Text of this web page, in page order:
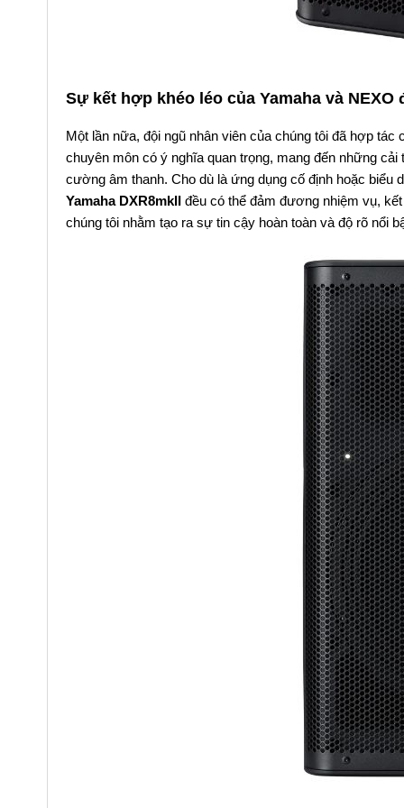
Sự kết hợp khéo léo của Yamaha và
Một lần nữa, đội ngũ nhân viên của chúng tôi đã hợp
chuyên môn có ý nghĩa quan trọng, mang đến những
cường âm thanh. Cho dù là ứng dụng cố định hoặc
Yamaha DXR8mkII đều có thể đảm đương nhiệm vụ,
chúng tôi nhằm tạo ra sự tin cậy hoàn toàn và độ rõ nổi